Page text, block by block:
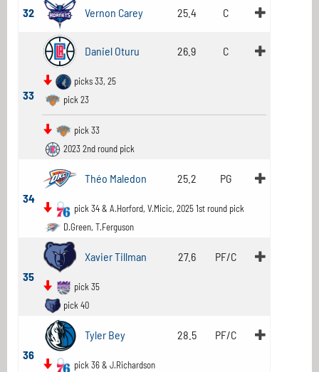
32 Vernon Carey 25.4 C
33
Daniel Oturu 26.9 C
picks 33, 25
pick 23
pick 33
2023 2nd round pick
34
Théo Maledon 25.2 PG
pick 34 & A.Horford, V.Micic, 2025 1st round pick
D.Green, T.Ferguson
35
Xavier Tillman 27.6 PF/C
pick 35
pick 40
36
Tyler Bey 28.5 PF/C
pick 36 & J.Richardson